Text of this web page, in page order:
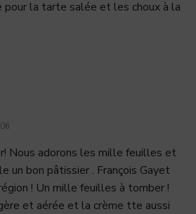
pour la tarte salée et les choux à la
Nous adorons les mille feuilles et
un bon pâtissier . François Gayet
! Un mille feuilles à tomber !
et aérée et la crème tte aussi